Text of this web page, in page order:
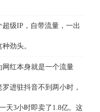
级IP，自带流量，一出
劲头。
红本身就是一个流量
进驻抖音不到两小时，
天3小时即卖了1.8亿。这